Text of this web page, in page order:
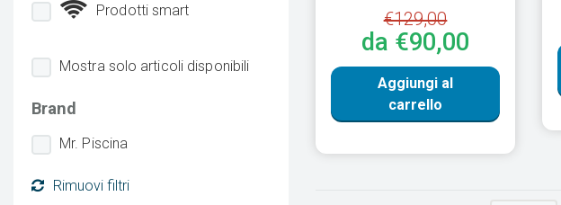
€129,00
da €90,00
Aggiungi al
carrello
Prodotti smart
Mostra solo articoli disponibili
Brand
Mr. Piscina
Rimuovi filtri